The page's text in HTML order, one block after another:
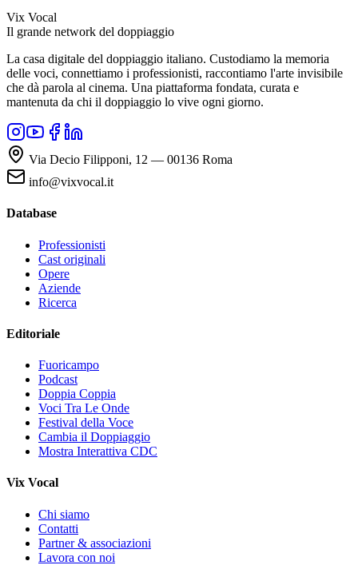
Vix Vocal
Il grande network del doppiaggio
La casa digitale del doppiaggio italiano. Custodiamo la memoria
delle voci, connettiamo i professionisti, raccontiamo l'arte invisibile
che dà parola al cinema. Una piattaforma fondata, curata e
mantenuta da chi il doppiaggio lo vive ogni giorno.
Via Decio Filipponi, 12 — 00136 Roma
info@vixvocal.it
Database
Professionisti
Cast originali
Opere
Aziende
Ricerca
Editoriale
Fuoricampo
Podcast
Doppia Coppia
Voci Tra Le Onde
Festival della Voce
Cambia il Doppiaggio
Mostra Interattiva CDC
Vix Vocal
Chi siamo
Contatti
Partner & associazioni
Lavora con noi